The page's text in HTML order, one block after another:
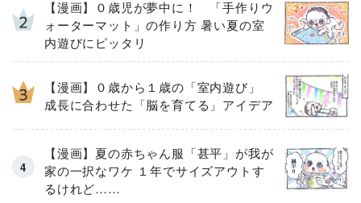
【漫画】０歳児が夢中に！ 「手作りウ
ォーターマット」の作り方 暑い夏の室
内遊びにピッタリ
【漫画】０歳から１歳の「室内遊び」
成長に合わせた「脳を育てる」アイデア
【漫画】夏の赤ちゃん服「甚平」が我が
家の一択なワケ １年でサイズアウトす
るけれど……